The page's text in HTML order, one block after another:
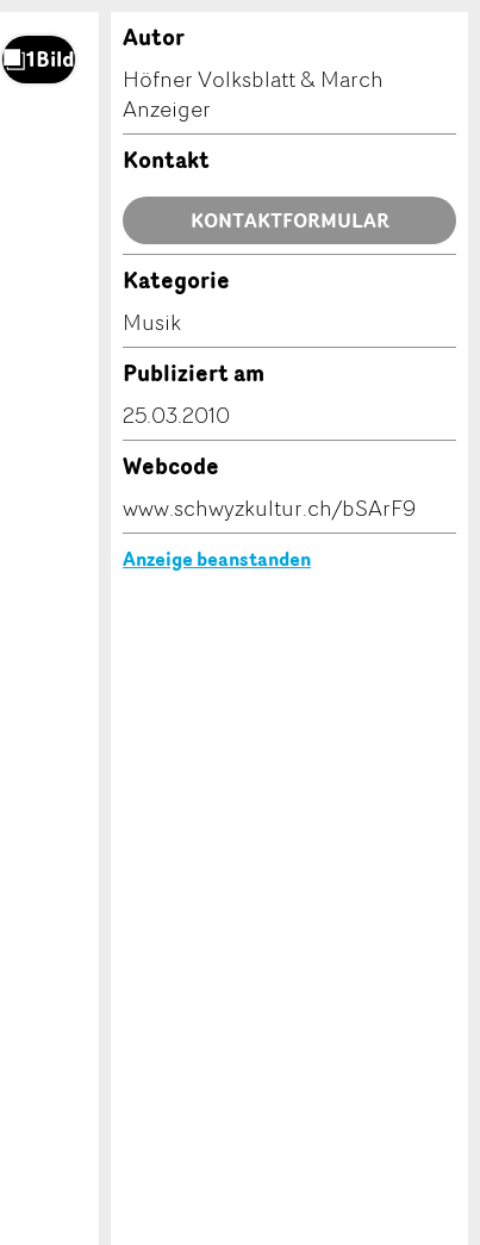
Autor
Höfner Volksblatt & March
Anzeiger
Kontakt
KONTAKTFORMULAR
Kategorie
Musik
Publiziert am
25.03.2010
Webcode
www.schwyzkultur.ch/bSArF9
Anzeige beanstanden